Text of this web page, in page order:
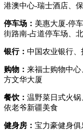
港澳中心-瑞士酒店、
停车场： 美惠大厦-停
街路南-占道停车场、
银行： 中国农业银行
购物： 来福士购物中
方文华大厦
餐饮： 温野菜日式火
依老爷新疆美食
健身房： 宝力豪健身